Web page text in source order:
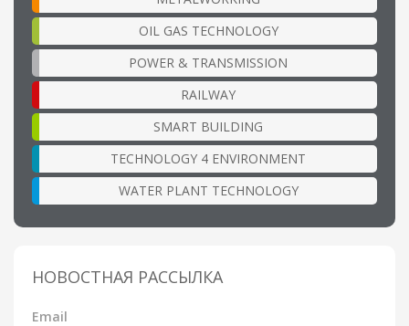
OIL GAS TECHNOLOGY
POWER & TRANSMISSION
RAILWAY
SMART BUILDING
TECHNOLOGY 4 ENVIRONMENT
WATER PLANT TECHNOLOGY
НОВОСТНАЯ РАССЫЛКА
Email